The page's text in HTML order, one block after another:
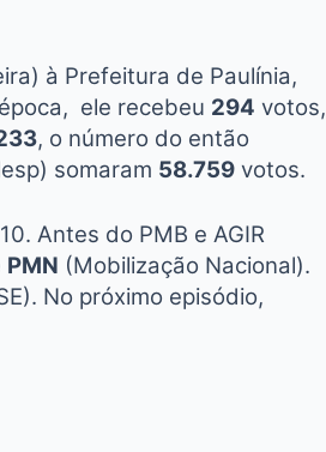
à Prefeitura de Paulínia,
ele recebeu 294 votos,
, o número do então
somaram 58.759 votos.
Antes do PMB e AGIR
PMN (Mobilização Nacional).
No próximo episódio,